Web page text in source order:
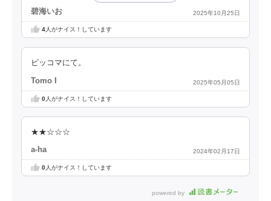
碧海いお 2025年10月25日
4人がナイス！しています
ピッコマにて。
Tomo I 2025年05月05日
0人がナイス！しています
★★☆☆☆
a-ha 2024年02月17日
0人がナイス！しています
powered by